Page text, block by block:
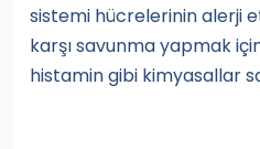
sistemi hücrelerinin alerji
karşı savunma yapmak
histamin gibi kimyasallar